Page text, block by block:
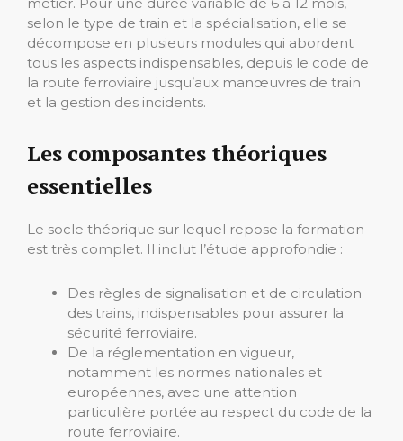
selon le type de train et la spécialisation, elle se
décompose en plusieurs modules qui abordent
tous les aspects indispensables, depuis le code de
la route ferroviaire jusqu’aux manœuvres de train
et la gestion des incidents.
Les composantes théoriques
essentielles
Le socle théorique sur lequel repose la formation
est très complet. Il inclut l’étude approfondie :
Des règles de signalisation et de circulation
des trains, indispensables pour assurer la
sécurité ferroviaire.
De la réglementation en vigueur,
notamment les normes nationales et
européennes, avec une attention
particulière portée au respect du code de la
route ferroviaire.